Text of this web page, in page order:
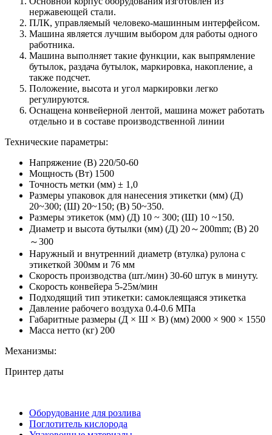
нержавеющей стали.
ПЛК, управляемый человеко-машинным интерфейсом.
Машина является лучшим выбором для работы одного
работника.
Машина выполняет такие функции, как выпрямление
бутылок, раздача бутылок, маркировка, накопление, а
также подсчет.
Положение, высота и угол маркировки легко
регулируются.
Оснащена конвейерной лентой, машина может работать
отдельно и в составе производственной линии
Технические параметры:
Напряжение (В) 220/50-60
Мощность (Вт) 1500
Точность метки (мм) ± 1,0
Размеры упаковок для нанесения этикетки (мм) (Д)
20~300; (Ш) 20~150; (В) 50~350.
Размеры этикеток (мм) (Д) 10 ~ 300; (Ш) 10 ~150.
Диаметр и высота бутылки (мм) (Д) 20～200mm; (В) 20
～300
Наружный и внутренний диаметр (втулка) рулона с
этикеткой 300мм и 76 мм
Скорость производства (шт./мин) 30-60 штук в минуту.
Скорость конвейера 5-25м/мин
Подходящий тип этикетки: самоклеящаяся этикетка
Давление рабочего воздуха 0.4-0.6 МПа
Габаритные размеры (Д × Ш × В) (мм) 2000 × 900 × 1550
Масса нетто (кг) 200
Механизмы:
Принтер даты
Оборудование для розлива
Поглотитель кислорода